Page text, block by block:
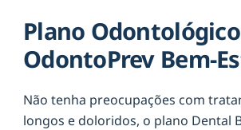
Plano
OdontoPrev Bem-
Não tenha preocupações com
longos e doloridos, o plano Dental